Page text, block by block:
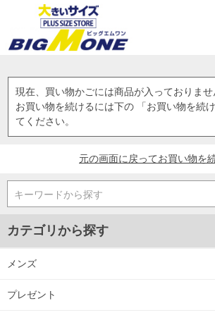
現在、買い物かごには商品が入っておりませ
お買い物を続けるには下の 「お買い物を続
てください。
元の画面に戻ってお買い物を
キーワードから探す
カテゴリから探す
メンズ
プレゼント